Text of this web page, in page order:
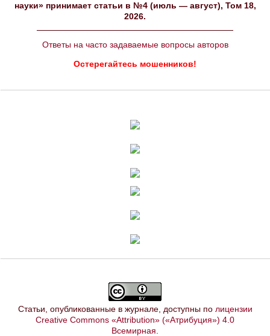
науки» принимает статьи в №4 (июль — август), Том 18,
2026.
Ответы на часто задаваемые вопросы авторов
Остерегайтесь мошенников!
Статьи, опубликованные в журнале, доступны по лицензии
Creative Commons «Attribution» («Атрибуция») 4.0
Всемирная